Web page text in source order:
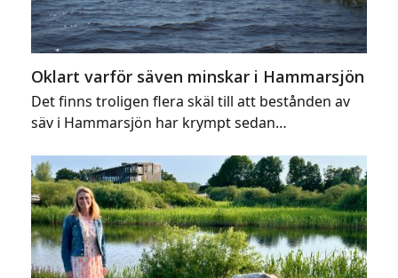
Oklart varför säven minskar i Hammarsjön
Det finns troligen flera skäl till att bestånden av
säv i Hammarsjön har krympt sedan…